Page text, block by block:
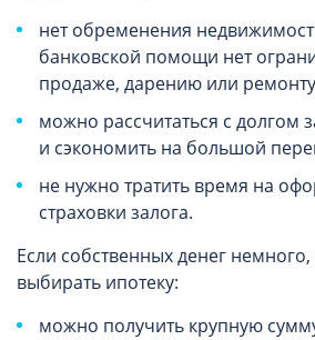
нет обременения
банковской помощи нет
продаже, дарению или
можно рассчитаться с долгом
и сэкономить на большой
не нужно тратить время на
страховки залога.
Если собственных денег
выбирать ипотеку:
можно получить крупную